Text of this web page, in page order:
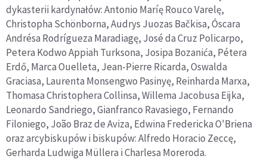
dykasterii kardynałów: Antonio Maríę Rouco Varelę,
Christopha Schönborna, Audrys Juozas Bačkisa, Óscara
Andrésa Rodrígueza Maradiagę, José da Cruz Policarpo,
Petera Kodwo Appiah Turksona, Josipa Bozanića, Pétera
Erdő, Marca Ouelleta, Jean-Pierre Ricarda, Oswalda
Graciasa, Laurenta Monsengwo Pasinyę, Reinharda Marxa,
Thomasa Christophera Collinsa, Willema Jacobusa Eijka,
Leonardo Sandriego, Gianfranco Ravasiego, Fernando
Filoniego, João Braz de Aviza, Edwina Fredericka O'Briena
oraz arcybiskupów i biskupów: Alfredo Horacio Zeccę,
Gerharda Ludwiga Müllera i Charlesa Moreroda.